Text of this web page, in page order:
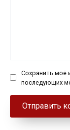
Сохранить моё
последующих